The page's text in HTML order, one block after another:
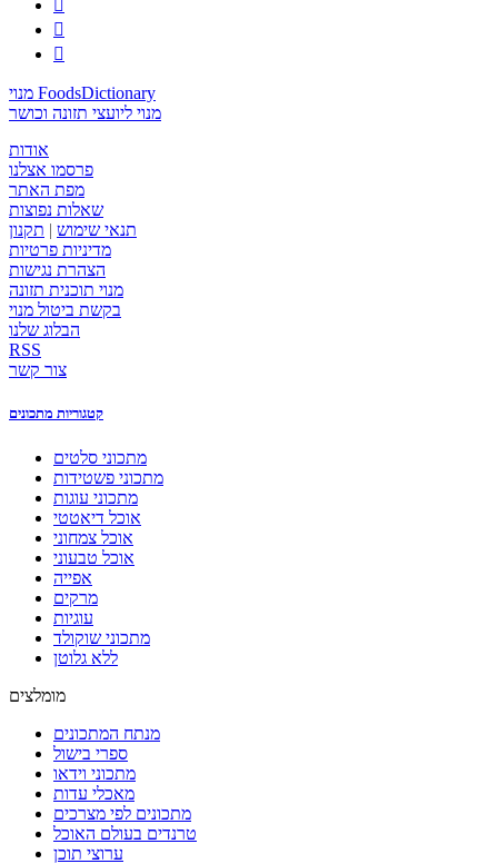



מנוי FoodsDictionary
מנוי ליועצי תזונה וכושר
אודות
פרסמו אצלנו
מפת האתר
שאלות נפוצות
תנאי שימוש | תקנון
מדיניות פרטיות
הצהרת נגישות
מנוי תוכנית תזונה
בקשת ביטול מנוי
הבלוג שלנו
RSS
צור קשר
קטגוריות מתכונים
מתכוני סלטים
מתכוני פשטידות
מתכוני עוגות
אוכל דיאטטי
אוכל צמחוני
אוכל טבעוני
אפייה
מרקים
עוגיות
מתכוני שוקולד
ללא גלוטן
מומלצים
מנתח המתכונים
ספרי בישול
מתכוני וידאו
מאכלי עדות
מתכונים לפי מצרכים
טרנדים בעולם האוכל
ערוצי תוכן